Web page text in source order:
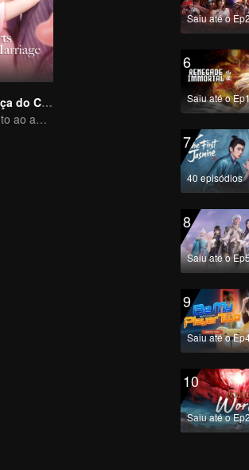
Amor Começa do Casamento
Do casamento ao amor - CEO e namorada substituta
Saiu até o
6
Saiu até o
7
40 episódios
8
Saiu até o
9
Saiu até o
10
Saiu até o